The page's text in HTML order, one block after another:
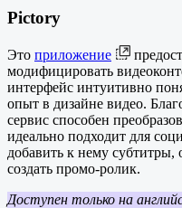
Pictory
Это приложение
модифицировать
интерфейс интуитивно
опыт в дизайне видео.
сервис способен
идеально подходит для
добавить к нему субтитры,
создать промо-ролик.
Доступен только на